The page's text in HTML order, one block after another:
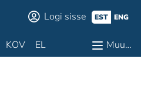
Logi sisse EST ENG
KOV EL Muu…